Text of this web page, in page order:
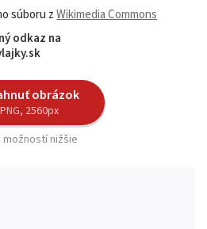
súboru zWikimedia Commons
odkaz na
obrázok
PNG, 2560px
možností nižšie